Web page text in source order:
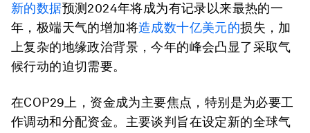
新的数据预测2024年将成为有记录以来最热的一
年，极端天气的增加将造成数十亿美元的损失，加
上复杂的地缘政治背景，今年的峰会凸显了采取气
候行动的迫切需要。
在COP29上，资金成为主要焦点，特别是为必要工
作调动和分配资金。主要谈判旨在设定新的全球气